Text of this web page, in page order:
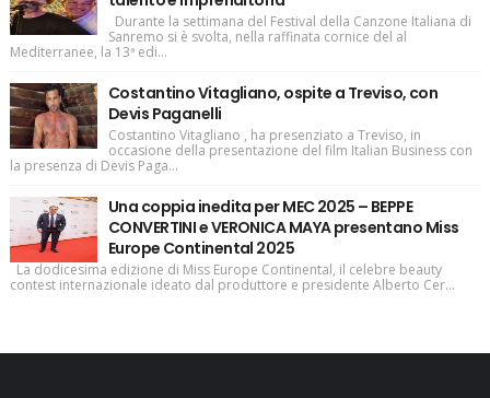
Durante la settimana del Festival della Canzone Italiana di
Sanremo si è svolta, nella raffinata cornice del al
Mediterranee, la 13ª edi...
Costantino Vitagliano, ospite a Treviso, con
Devis Paganelli
Costantino Vitagliano , ha presenziato a Treviso, in
occasione della presentazione del film Italian Business con
la presenza di Devis Paga...
Una coppia inedita per MEC 2025 – BEPPE
CONVERTINI e VERONICA MAYA presentano Miss
Europe Continental 2025
La dodicesima edizione di Miss Europe Continental, il celebre beauty
contest internazionale ideato dal produttore e presidente Alberto Cer...